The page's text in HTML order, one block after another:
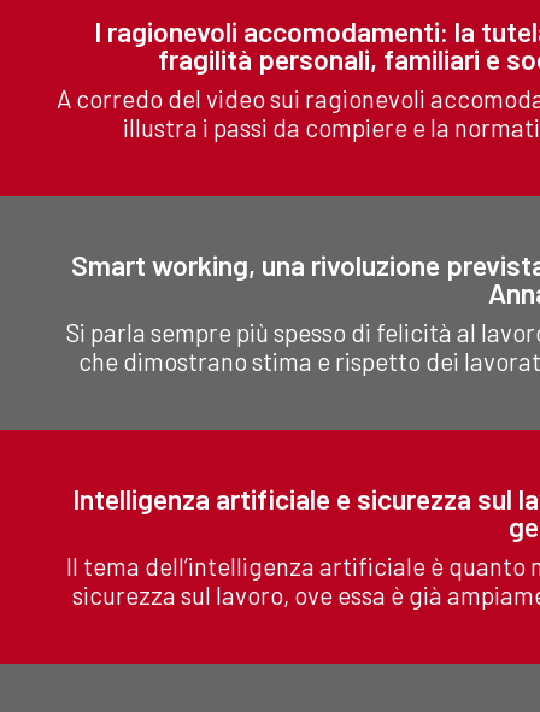
I ragionevoli accomodamenti: la
fragilità personali, familiari e
A corredo del video sui ragionevoli
illustra i passi da compiere e la
Smart working, una rivoluzione
Si parla sempre più spesso di felicità al
che dimostrano stima e rispetto dei
Intelligenza artificiale e sicurezza sul
Il tema dell’intelligenza artificiale è
sicurezza sul lavoro, ove essa è già